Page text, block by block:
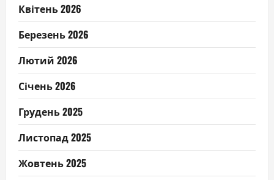
Квітень 2026
Березень 2026
Лютий 2026
Січень 2026
Грудень 2025
Листопад 2025
Жовтень 2025